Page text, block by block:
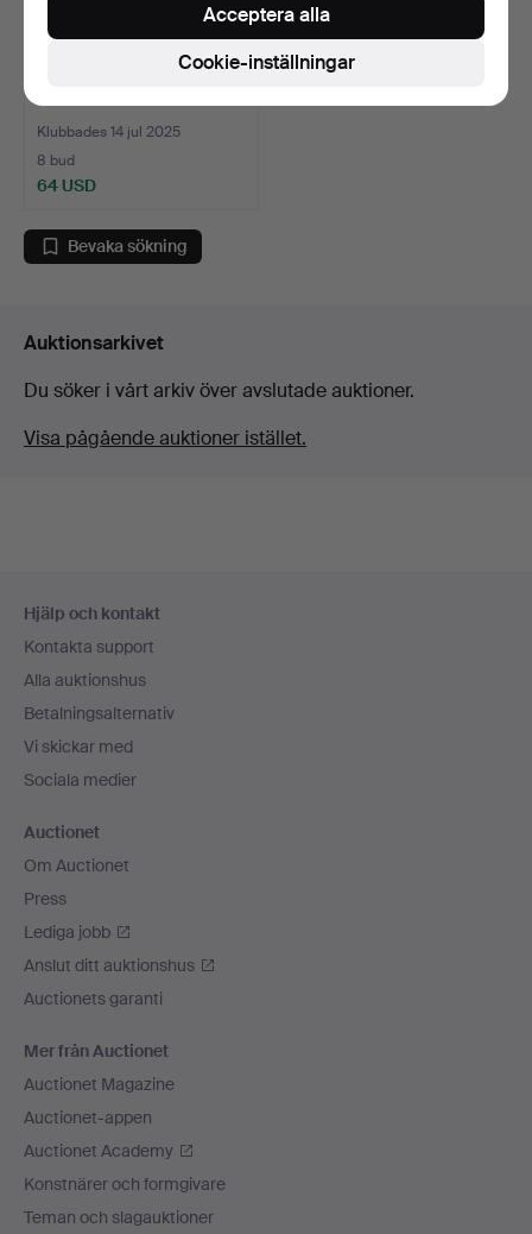
Klubbades 14 jul 2025
8 bud
64 USD
Bevaka sökning
Auktionsarkivet
Du söker i vårt arkiv över avslutade auktioner.
Visa pågående auktioner istället.
Hjälp och kontakt
Kontakta support
Alla auktionshus
Betalningsalternativ
Vi skickar med
Sociala medier
Auctionet
Om Auctionet
Press
Lediga jobb
Anslut ditt auktionshus
Auctionets garanti
Mer från Auctionet
Auctionet Magazine
Auctionet-appen
Auctionet Academy
Konstnärer och formgivare
Teman och slagauktioner
Cookie-inställningar
Acceptera alla